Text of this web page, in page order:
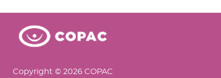
Copyright © 2026 COPAC